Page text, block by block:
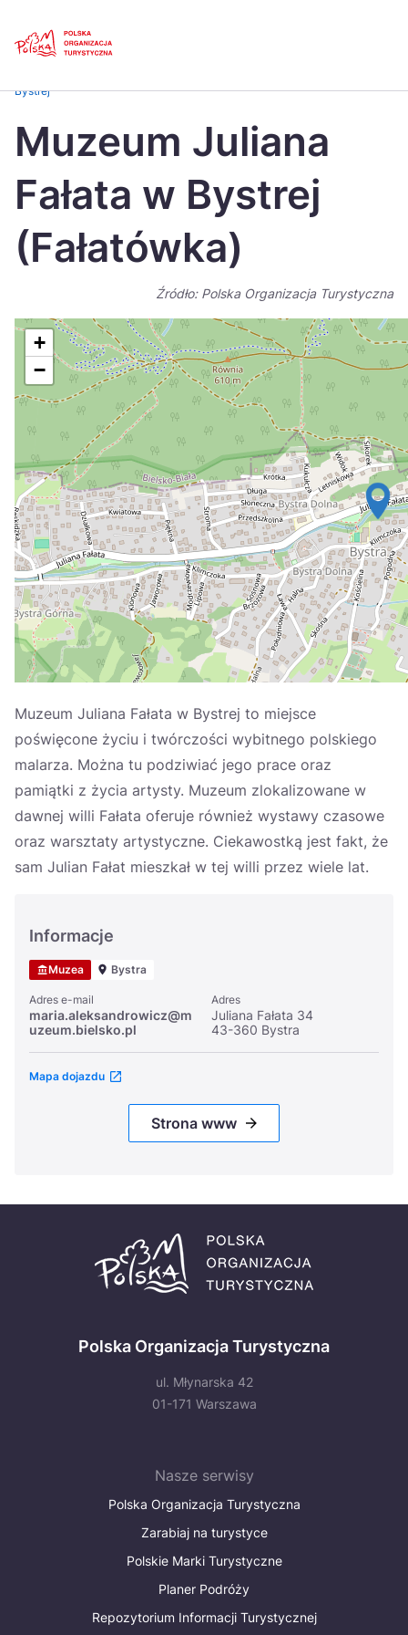
Česká
Dansk
Español
Italiano
日本
Português
Suomi
Україна
Zamknij
Bystrej
Muzeum Juliana
Fałata w Bystrej
(Fałatówka)
Źródło: Polska Organizacja Turystyczna
+
−
Muzeum Juliana Fałata w Bystrej to miejsce
poświęcone życiu i twórczości wybitnego polskiego
malarza. Można tu podziwiać jego prace oraz
pamiątki z życia artysty. Muzeum zlokalizowane w
dawnej willi Fałata oferuje również wystawy czasowe
oraz warsztaty artystyczne. Ciekawostką jest fakt, że
sam Julian Fałat mieszkał w tej willi przez wiele lat.
Informacje
Muzea Bystra
Adres e-mail
maria.aleksandrowicz@m
uzeum.bielsko.pl
Adres
Juliana Fałata 34
43-360 Bystra
Mapa dojazdu
Strona www
Polska Organizacja Turystyczna
ul. Młynarska 42
01-171 Warszawa
Nasze serwisy
Polska Organizacja Turystyczna
Zarabiaj na turystyce
Polskie Marki Turystyczne
Planer Podróży
Repozytorium Informacji Turystycznej